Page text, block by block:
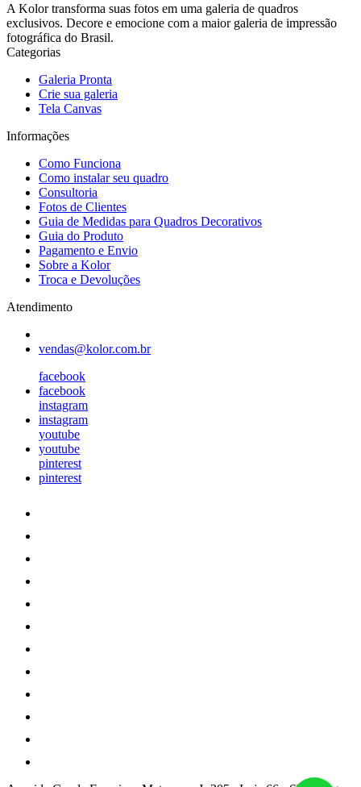
A Kolor transforma suas fotos em uma galeria de quadros
exclusivos. Decore e emocione com a maior galeria de impressão
fotográfica do Brasil.
Categorias
Galeria Pronta
Crie sua galeria
Tela Canvas
Informações
Como Funciona
Como instalar seu quadro
Consultoria
Fotos de Clientes
Guia de Medidas para Quadros Decorativos
Guia do Produto
Pagamento e Envio
Sobre a Kolor
Troca e Devoluções
Atendimento
vendas@kolor.com.br
facebook
facebook
instagram
instagram
youtube
youtube
pinterest
pinterest